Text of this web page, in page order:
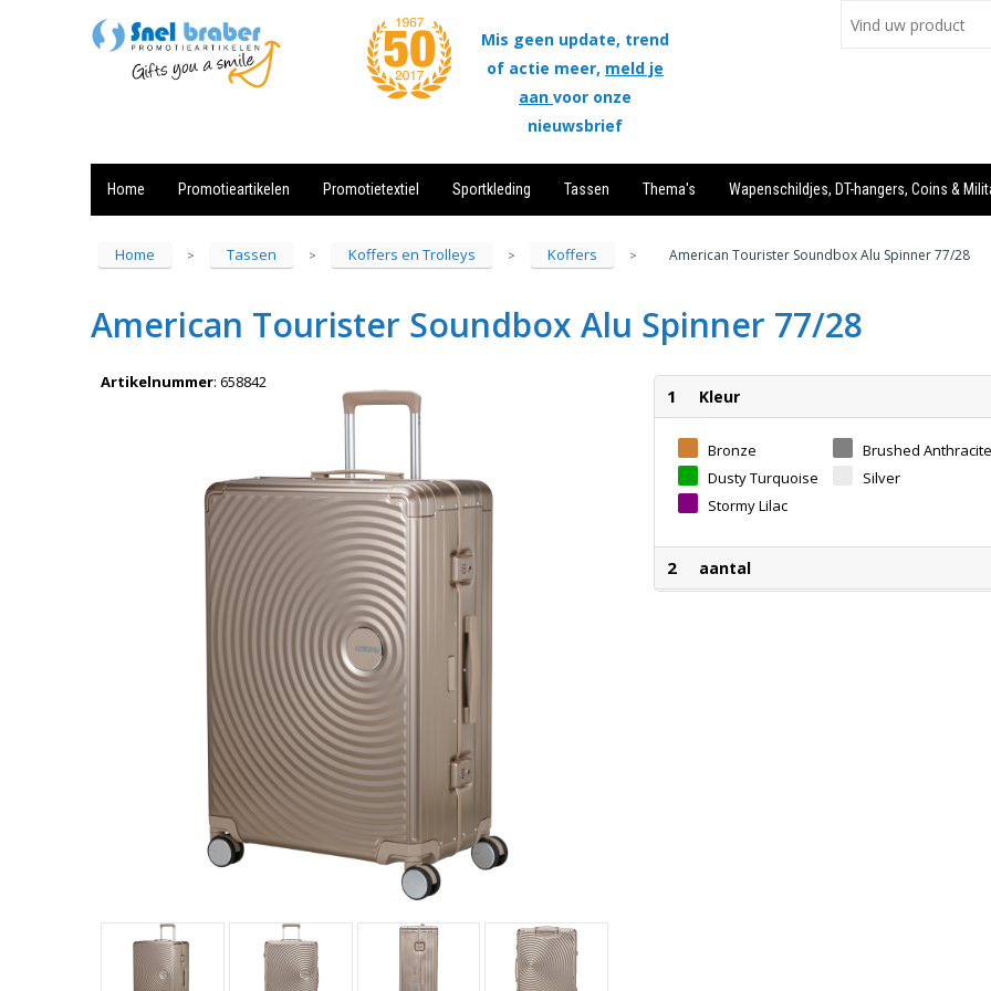
Mis geen update, trend
of actie meer, meld je
aan voor onze
nieuwsbrief
Home Promotieartikelen Promotietextiel Sportkleding Tassen Thema's Wapenschildjes, DT-hangers, Coins &
Home > Tassen > Koffers en Trolleys > Koffers > American Tourister Soundbox Alu Spinner 77/28
American Tourister Soundbox Alu Spinner 77/28
Artikelnummer: 658842
1 Kleur
Bronze
Brushed Anthracite
Dusty Turquoise
Silver
Stormy Lilac
2 aantal